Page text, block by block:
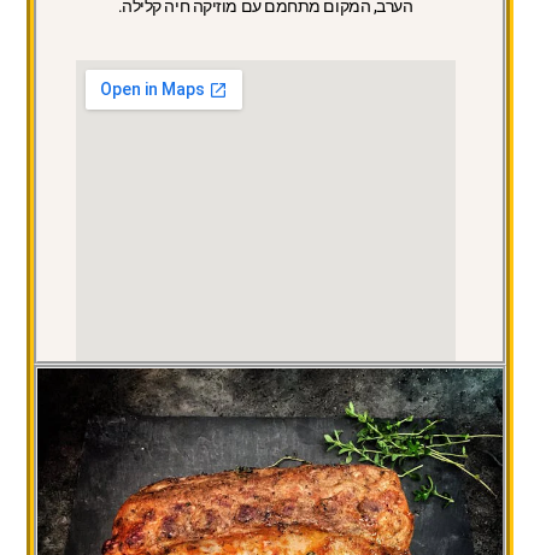
הערב, המקום מתחמם עם מוזיקה חיה קלילה.